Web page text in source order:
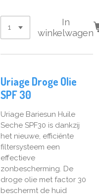
In
winkelwagen
Uriage Droge Olie
SPF 30
Uriage Bariesun Huile
Seche SPF30 is dankzij
het nieuwe, efficiënte
filtersysteem een
effectieve
zonbescherming. De
droge olie met factor 30
beschermt de huid